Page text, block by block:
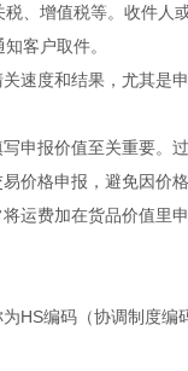
、增值税等。收件人
客户取件。
速度和结果，尤其是
申报价值至关重要。
价格申报，避免因价
运费加在货品价值里
HS编码（协调制度